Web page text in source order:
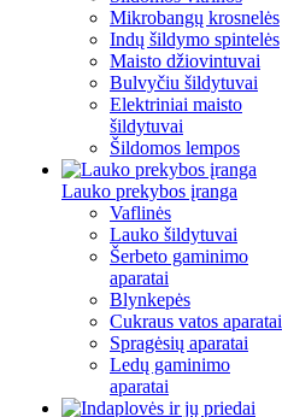
Mikrobangų krosnelės
Indų šildymo spintelės
Maisto džiovintuvai
Bulvyčiu šildytuvai
Elektriniai maisto
šildytuvai
Šildomos lempos
Lauko prekybos įranga
Vaflinės
Lauko šildytuvai
Šerbeto gaminimo
aparatai
Blynkepės
Cukraus vatos aparatai
Spragėsių aparatai
Ledų gaminimo
aparatai